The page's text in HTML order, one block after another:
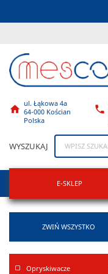

ul. Łąkowa 4a
64-000 Kościan
Polska

WYSZUKAJ
E-SKLEP
ZWIŃ WSZYSTKO
Opryskiwacze